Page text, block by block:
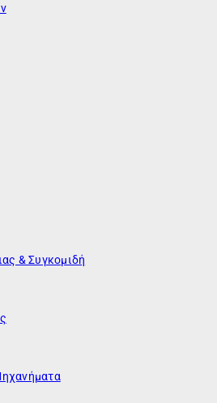
& Συγκομιδή